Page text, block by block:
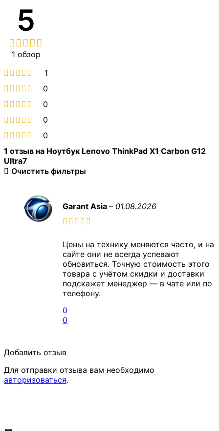
5
1 обзор
1
0
0
0
0
1 отзыв на Ноутбук Lenovo ThinkPad X1 Carbon G12
Ultra7
Очистить фильтры
Garant Asia – 01.08.2026
Цены на технику меняются часто, и на
сайте они не всегда успевают
обновиться. Точную стоимость этого
товара с учётом скидки и доставки
подскажет менеджер — в чате или по
телефону.
0
0
Добавить отзыв
Для отправки отзыва вам необходимо
авторизоваться.